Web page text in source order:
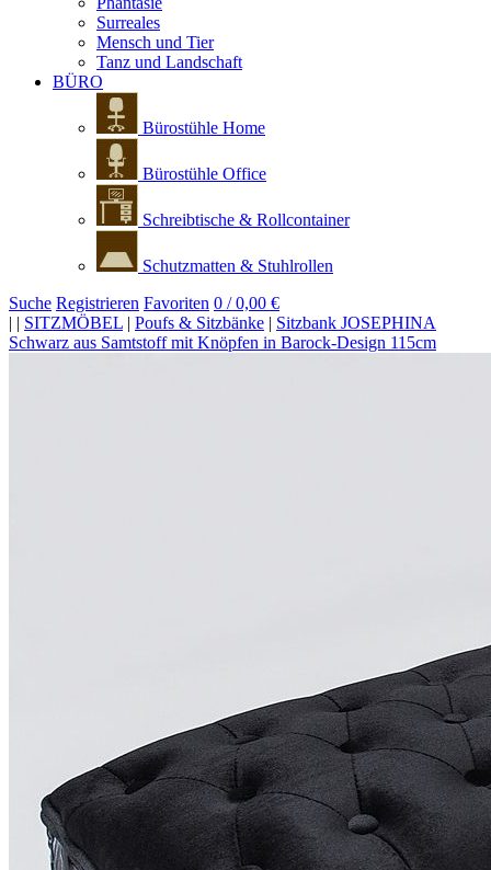
Surreales
Mensch und Tier
Tanz und Landschaft
BÜRO
Bürostühle Home
Bürostühle Office
Schreibtische & Rollcontainer
Schutzmatten & Stuhlrollen
Suche Registrieren Favoriten 0 / 0,00 €
| | SITZMÖBEL | Poufs & Sitzbänke | Sitzbank JOSEPHINA
Schwarz aus Samtstoff mit Knöpfen in Barock-Design 115cm